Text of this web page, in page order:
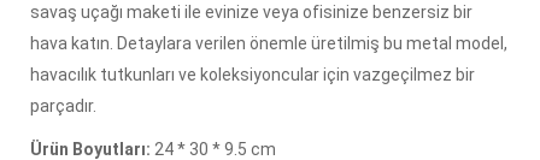
savaş uçağı maketi ile evinize veya ofisinize benzersiz bir
hava katın. Detaylara verilen önemle üretilmiş bu metal model,
havacılık tutkunları ve koleksiyoncular için vazgeçilmez bir
parçadır.
Ürün Boyutları: 24 * 30 * 9.5 cm